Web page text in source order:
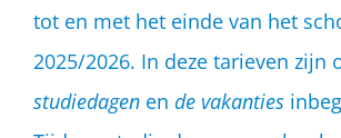
tot en met het einde van het
2025/2026. In deze tarieven zijn
studiedagen en de vakanties